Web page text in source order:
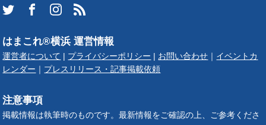
はまこれ®横浜 運営情報
運営者について プライバシーポリシー お問い合わせ
イベントカ
レンダー
プレスリリース・記事掲載依頼
注意事項
掲載情報は執筆時のものです。最新情報をご確認の上、ご参考くださ